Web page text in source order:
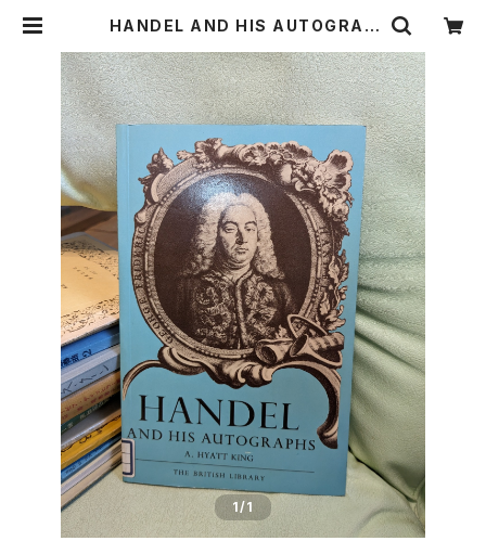
HANDEL AND HIS AUTOGRAP
社：The British Library 1979年
| Birds' Tale Collective
1/1